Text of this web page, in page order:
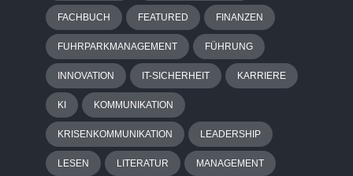
FACHBUCH FEATURED FINANZEN
FUHRPARKMANAGEMENT FÜHRUNG
INNOVATION IT-SICHERHEIT KARRIERE
KI KOMMUNIKATION
KRISENKOMMUNIKATION LEADERSHIP
LESEN LITERATUR MANAGEMENT